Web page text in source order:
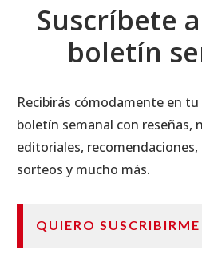
Suscríbete
boletín
Recibirás cómodamente en
boletín semanal con reseñas,
editoriales, recomendaciones,
sorteos y mucho más.
QUIERO SUSCRIBIRME